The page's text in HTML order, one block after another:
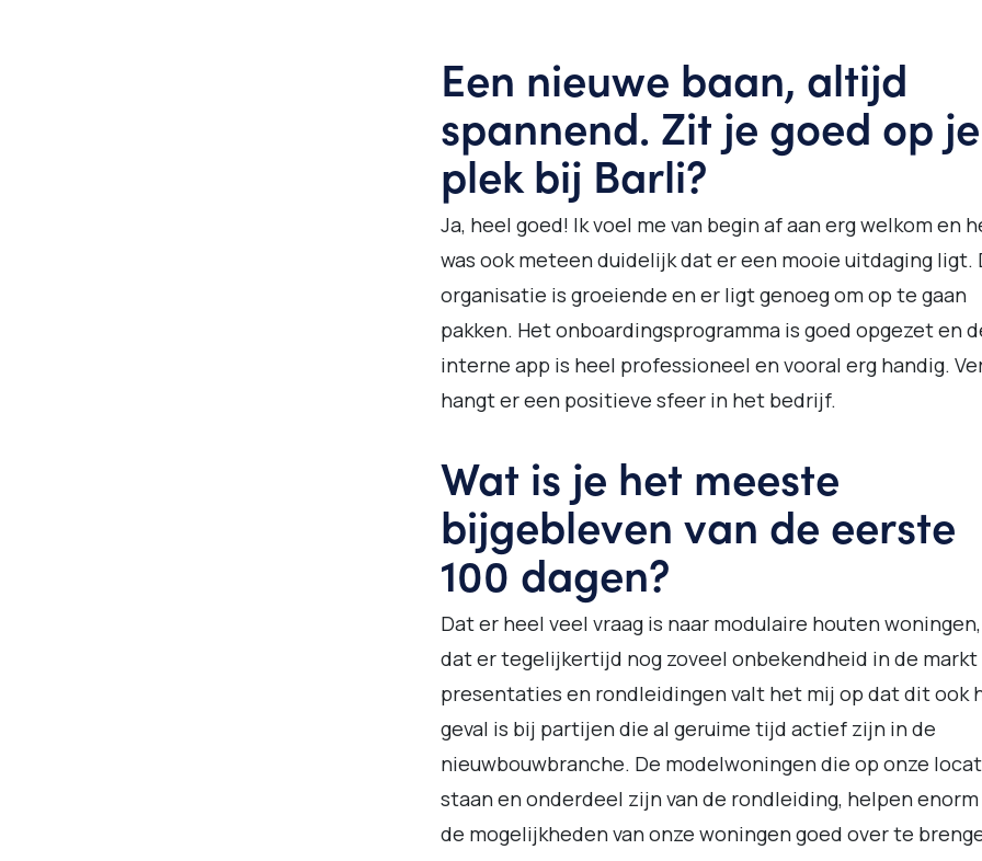
Een nieuwe baan, altijd
spannend. Zit je goed op je
plek bij Barli?
Ja, heel goed! Ik voel me van begin af aan erg welkom en
was ook meteen duidelijk dat er een mooie uitdaging ligt.
organisatie is groeiende en er ligt genoeg om op te gaan
pakken. Het onboardingsprogramma is goed opgezet en
interne app is heel professioneel en vooral erg handig.
hangt er een positieve sfeer in het bedrijf.
Wat is je het meeste
bijgebleven van de eerste
100 dagen?
Dat er heel veel vraag is naar modulaire houten
dat er tegelijkertijd nog zoveel onbekendheid in de markt
presentaties en rondleidingen valt het mij op dat dit ook
geval is bij partijen die al geruime tijd actief zijn in de
nieuwbouwbranche. De modelwoningen die op onze
staan en onderdeel zijn van de rondleiding, helpen
de mogelijkheden van onze woningen goed over te